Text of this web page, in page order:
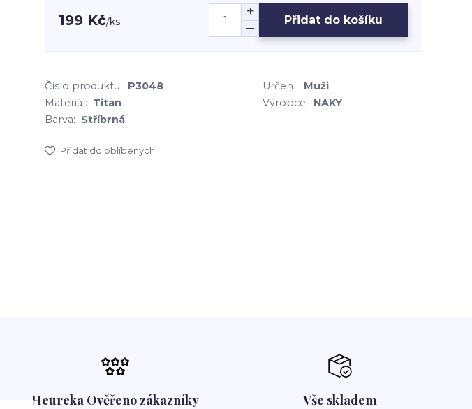
199 Kč/ks Přidat do košíku
Číslo produktu: P3048 Určení: Muži
Materiál: Titan Výrobce: NAKY
Barva: Stříbrná
Přidat do oblíbených
Heureka Ověřeno zákazníky Vše skladem